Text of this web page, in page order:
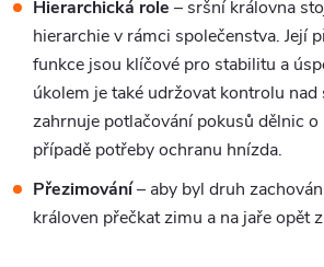
Hierarchická role – sršní královna
hierarchie v rámci společenstva. Její
funkce jsou klíčové pro stabilitu a
úkolem je také udržovat kontrolu
zahrnuje potlačování pokusů dělnic o
případě potřeby ochranu hnízda.
Přezimování– aby byl druh
královen přečkat zimu a na jaře opět